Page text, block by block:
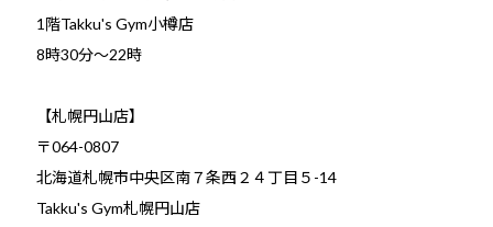
1階Takku's Gym小樽店
​8時30分～22時
【札幌円山店】
〒064-0807
北海道札幌市中央区南７条西２４丁目５-14
Takku's Gym札幌円山店